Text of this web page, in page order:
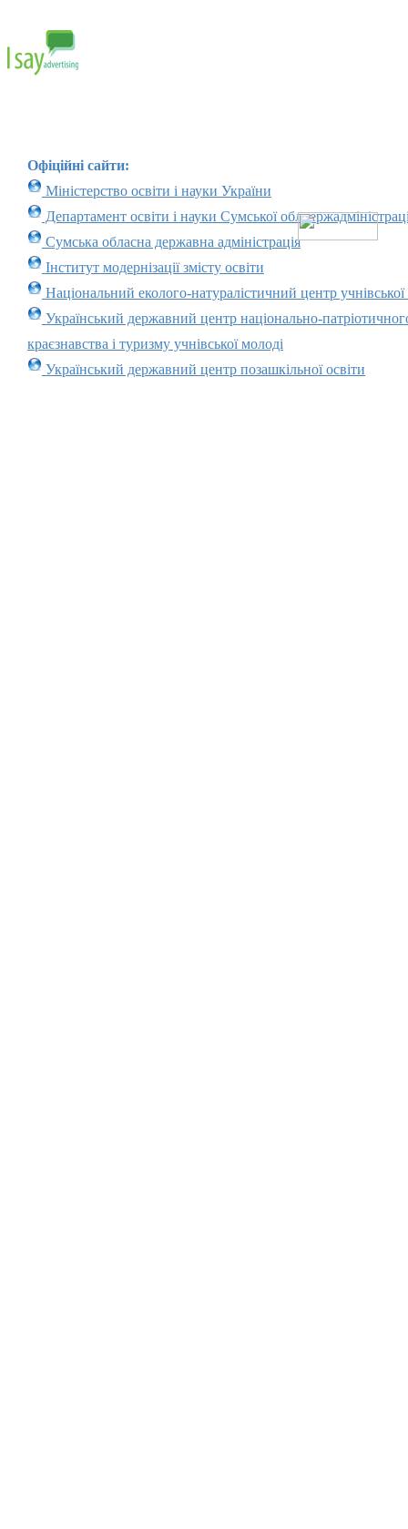
Офіційні сайти:
Міністерство освіти і науки України
Департамент освіти і науки Сумської
Сумська обласна державна адміністрація
Інститут модернізації змісту освіти
Національний еколого-натуралістичний центр учнівської
Український державний центр національно-
краєзнавства і туризму учнівської молоді
Український державний центр позашкільної освіти